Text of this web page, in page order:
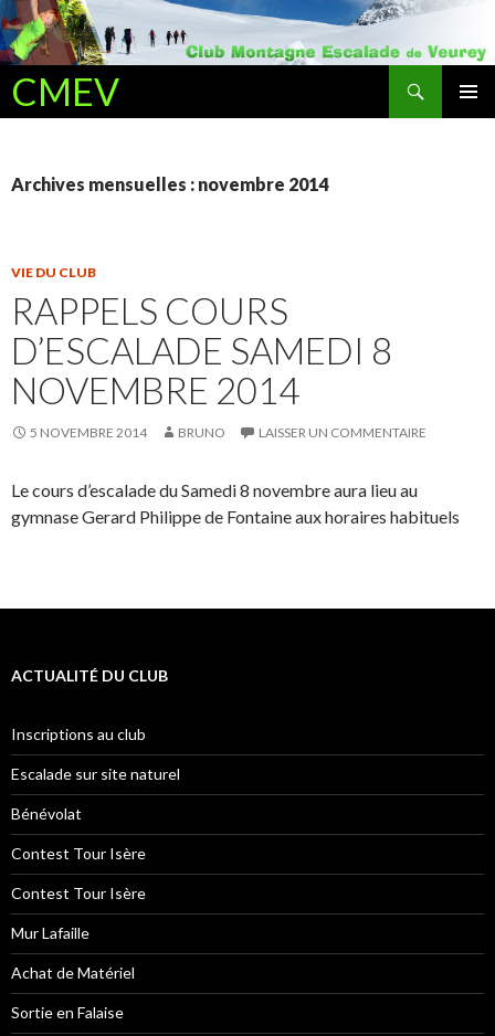
CMEV
Recherche
ALLER AU CONTENU PRINCIPAL
Archives mensuelles : novembre 2014
VIE DU CLUB
RAPPELS COURS
D’ESCALADE SAMEDI 8
NOVEMBRE 2014
5 NOVEMBRE 2014 BRUNO LAISSER UN COMMENTAIRE
Le cours d’escalade du Samedi 8 novembre aura lieu au
gymnase Gerard Philippe de Fontaine aux horaires habituels
ACTUALITÉ DU CLUB
Inscriptions au club
Escalade sur site naturel
Bénévolat
Contest Tour Isère
Contest Tour Isère
Mur Lafaille
Achat de Matériel
Sortie en Falaise